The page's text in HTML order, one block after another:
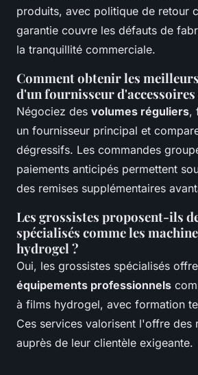
produits, avec politique de retour
garantie couvre les défauts de
la tranquillité commerciale.
Comment obtenir les
d'un fournisseur
Négociez des volumes réguliers,
un fournisseur principal et
dégressifs. Les commandes
paiements anticipés permettent
des remises supplémentaires
Les grossistes proposent-ils
spécialisés comme les
hydrogel ?
Oui, les grossistes spécialisés
équipements professionnels
à films hydrogel, avec formation
Ces services valorisent l'offre des
auprès de leur clientèle exigeante.